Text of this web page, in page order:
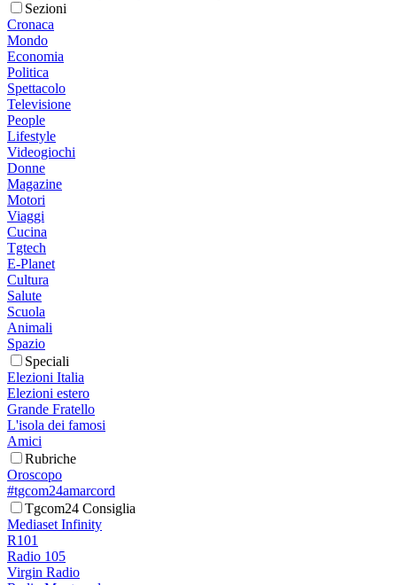
Sezioni
Cronaca
Mondo
Economia
Politica
Spettacolo
Televisione
People
Lifestyle
Videogiochi
Donne
Magazine
Motori
Viaggi
Cucina
Tgtech
E-Planet
Cultura
Salute
Scuola
Animali
Spazio
Speciali
Elezioni Italia
Elezioni estero
Grande Fratello
L'isola dei famosi
Amici
Rubriche
Oroscopo
#tgcom24amarcord
Tgcom24 Consiglia
Mediaset Infinity
R101
Radio 105
Virgin Radio